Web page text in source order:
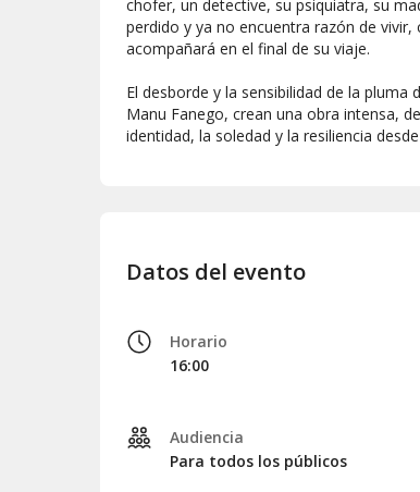
chofer, un detective, su psiquiatra, su
perdido y ya no encuentra razón de
acompañará en el final de su viaje.
El desborde y la sensibilidad de la
Manu Fanego, crean una obra intensa,
identidad, la soledad y la resiliencia
Datos del evento
Horario
16:00
Audiencia
Para todos los públicos